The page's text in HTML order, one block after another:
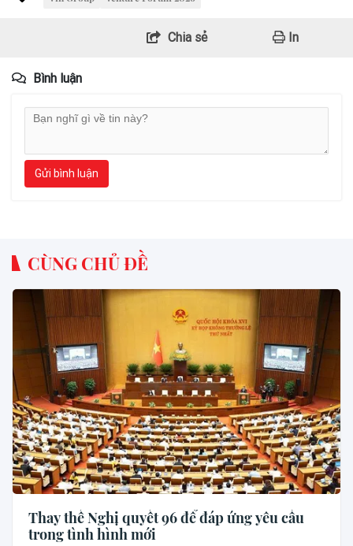
Chia sẻ In
Bình luận
Gửi bình luận
CÙNG CHỦ ĐỀ
Thay thế Nghị quyết 96 để đáp ứng yêu cầu
trong tình hình mới